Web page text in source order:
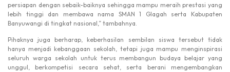
persiapan dengan sebaik-baiknya sehingga mampu meraih prestasi yang
lebih tinggi dan membawa nama SMAN 1 Glagah serta Kabupaten
Banyuwangi di tingkat nasional,” tambahnya.
Pihaknya juga berharap, keberhasilan sembilan siswa tersebut tidak
hanya menjadi kebanggaan sekolah, tetapi juga mampu menginspirasi
seluruh warga sekolah untuk terus membangun budaya belajar yang
unggul, berkompetisi secara sehat, serta berani mengembangkan